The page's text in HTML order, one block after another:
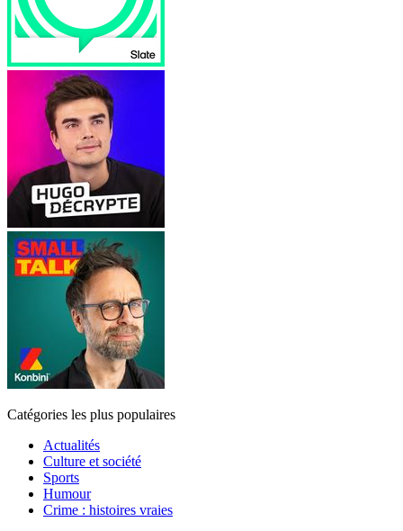
Catégories les plus populaires
Actualités
Culture et société
Sports
Humour
Crime : histoires vraies